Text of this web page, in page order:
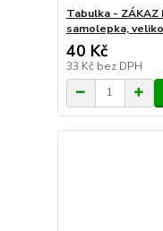
Tabulka - ZÁKAZ
samolepka,
40 Kč
33 Kč bez DPH